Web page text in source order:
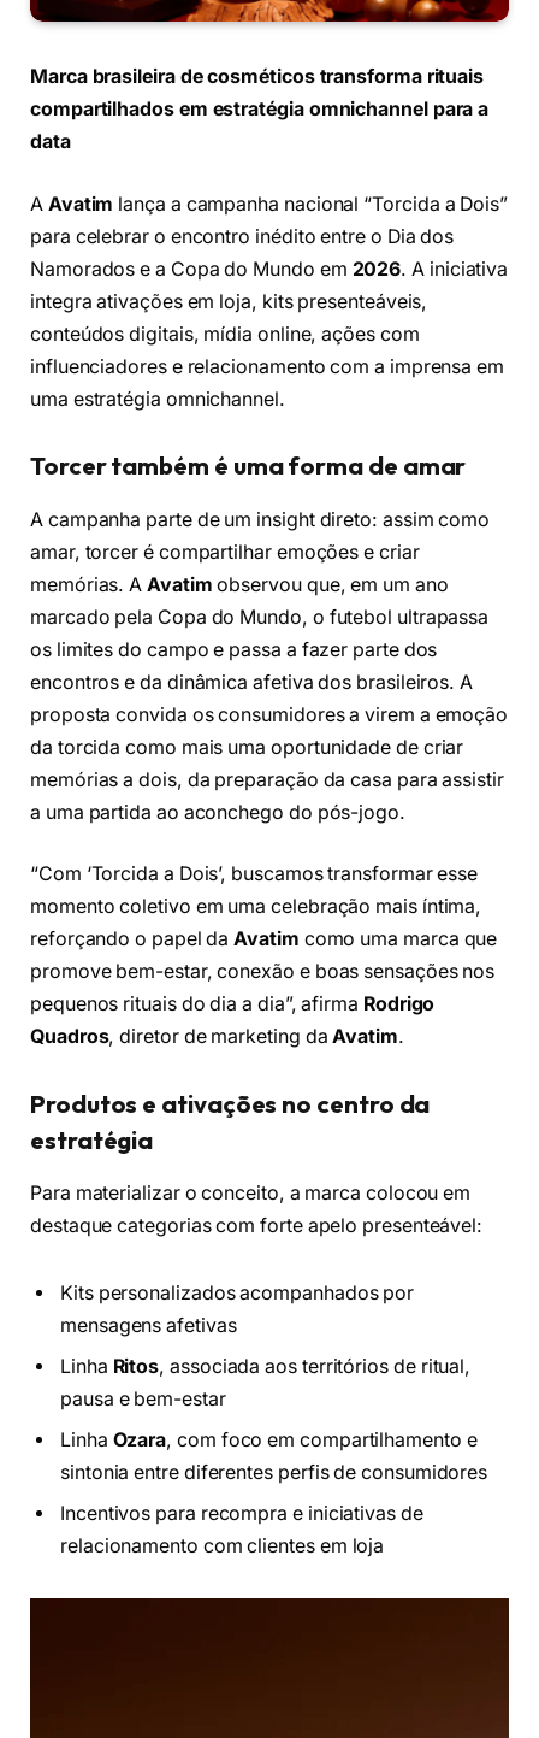
Marca brasileira de cosméticos transforma rituais
compartilhados em estratégia omnichannel para a
data
A Avatim lança a campanha nacional “Torcida a Dois”
para celebrar o encontro inédito entre o Dia dos
Namorados e a Copa do Mundo em 2026. A iniciativa
integra ativações em loja, kits presenteáveis,
conteúdos digitais, mídia online, ações com
influenciadores e relacionamento com a imprensa em
uma estratégia omnichannel.
Torcer também é uma forma de amar
A campanha parte de um insight direto: assim como
amar, torcer é compartilhar emoções e criar
memórias. AAvatim observou que, em um ano
marcado pela Copa do Mundo, o futebol ultrapassa
os limites do campo e passa a fazer parte dos
encontros e da dinâmica afetiva dos brasileiros. A
proposta convida os consumidores a virem a emoção
da torcida como mais uma oportunidade de criar
memórias a dois, da preparação da casa para assistir
a uma partida ao aconchego do pós-jogo.
“Com ‘Torcida a Dois’, buscamos transformar esse
momento coletivo em uma celebração mais íntima,
reforçando o papel daAvatim como uma marca que
promove bem-estar, conexão e boas sensações nos
pequenos rituais do dia a dia”, afirma Rodrigo
Quadros, diretor de marketing daAvatim.
Produtos e ativações no centro da
estratégia
Para materializar o conceito, a marca colocou em
destaque categorias com forte apelo presenteável:
Kits personalizados acompanhados por
mensagens afetivas
Linha Ritos, associada aos territórios de ritual,
pausa e bem-estar
Linha Ozara, com foco em compartilhamento e
sintonia entre diferentes perfis de consumidores
Incentivos para recompra e iniciativas de
relacionamento com clientes em loja